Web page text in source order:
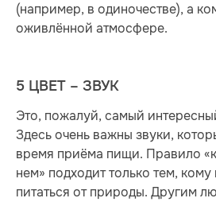
(например, в одиночестве), а
оживлённой атмосфере.
5 ЦВЕТ – ЗВУК
Это, пожалуй, самый
Здесь очень важны звуки,
время приёма пищи. Правило
нем» подходит только тем,
питаться от природы. Другим